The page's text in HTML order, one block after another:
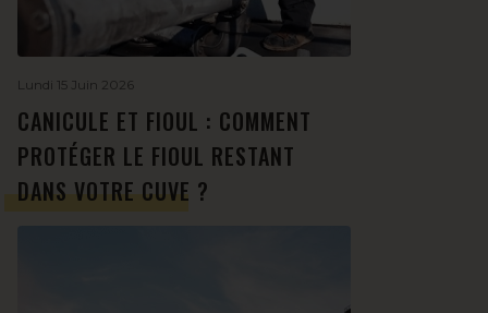
Lundi 15 Juin 2026
CANICULE ET FIOUL : COMMENT
PROTÉGER LE FIOUL RESTANT
DANS VOTRE CUVE ?